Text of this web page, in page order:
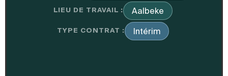
LIEU DE TRAVAIL : Aalbeke
TYPE CONTRAT : Intérim